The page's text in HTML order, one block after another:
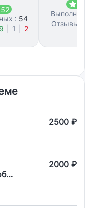
: 54
1 2
Отзывы:
2500 ₽
2000 ₽